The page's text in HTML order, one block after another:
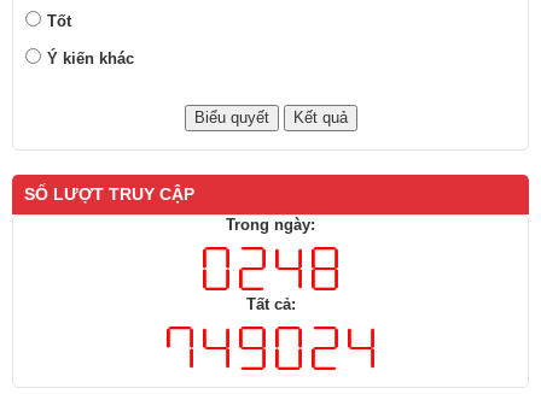
Tốt
Ý kiến khác
SỐ LƯỢT TRUY CẬP
Trong ngày:
Tất cả: